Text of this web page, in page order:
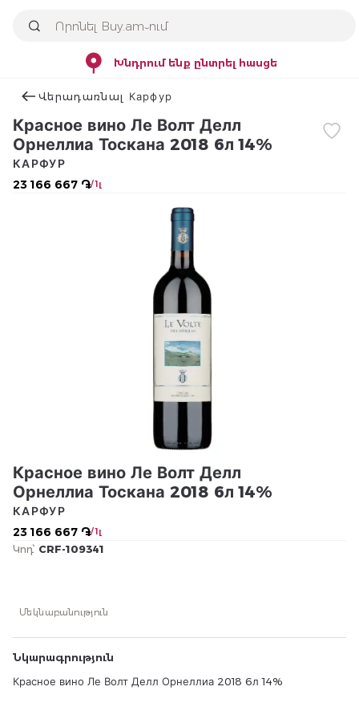
Խնդրում ենք ընտրել հասցե
Վերադառնալ Карфур
Красное вино Ле Волт Делл
Орнеллиа Тоскана 2018 6л 14%
23 166 667 ֏/ 1լ
КАРФУР
Красное вино Ле Волт Делл
Орнеллиа Тоскана 2018 6л 14%
23 166 667 ֏/ 1լ
КАРФУР
Կոդ՝ CRF-109341
Մեկնաբանություն
Նկարագրություն
Красное вино Ле Волт Делл Орнеллиа 2018 6л 14%